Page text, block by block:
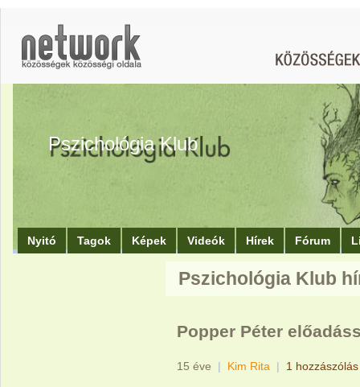
Pszichológia Klub
Nyitó Tagok Képek Videók Hírek Fórum
Pszichológia Klub
Popper Péter
15 éve | Kim Rita | 1 hozzászólás